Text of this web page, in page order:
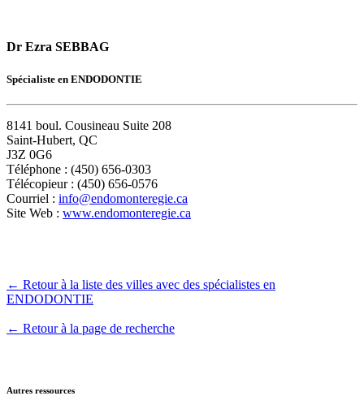
Dr Ezra SEBBAG
Spécialiste en ENDODONTIE
8141 boul. Cousineau Suite 208
Saint-Hubert, QC
J3Z 0G6
Téléphone : (450) 656-0303
Télécopieur : (450) 656-0576
Courriel : info@endomonteregie.ca
Site Web : www.endomonteregie.ca
← Retour à la liste des villes avec des spécialistes en
ENDODONTIE
← Retour à la page de recherche
Autres ressources